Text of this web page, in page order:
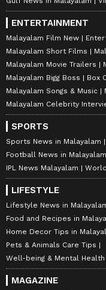
ENTERTAINMENT
Malayalam Film New
Malayalam Short Films
Malayalam Movie Trailers
Malayalam Bigg Boss
Box
Malayalam Songs & Music
Malayalam Celebrity
SPORTS
Sports News in Malayalam
Football News in Malayalam
IPL News Malayalam
LIFESTYLE
Lifestyle News in
Food and Recipes in
Home Decor Tips in
Pets & Animals Care Tips
Well-being & Mental Health
MAGAZINE